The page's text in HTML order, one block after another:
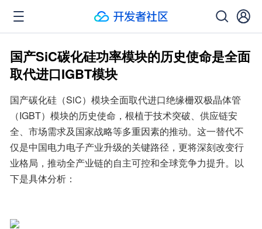
国产SiC碳化硅功率模块的历史使命是全面
取代进口IGBT模块
国产碳化硅（SiC）模块全面取代进口绝缘栅双极晶体管
（IGBT）模块的历史使命，根植于技术突破、供应链安
全、市场需求及国家战略等多重因素的推动。这一替代不
仅是中国电力电子产业升级的关键路径，更将深刻改变行
业格局，推动全产业链的自主可控和全球竞争力提升。以
下是具体分析：